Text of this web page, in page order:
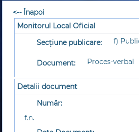
<-- Înapoi
Monitorul Local Oficial
Secțiune publicare:
f)
Document: Proces-verbal
Detalii document
Număr:
f.n.